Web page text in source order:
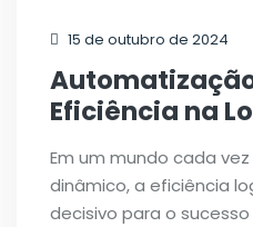
15 de outubro de 2024
Automatização
Eficiência na
Em um mundo cada
dinâmico, a eficiência
decisivo para o